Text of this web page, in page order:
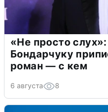
«Не просто
Бондарчуку
роман — с кем
6 августа 8